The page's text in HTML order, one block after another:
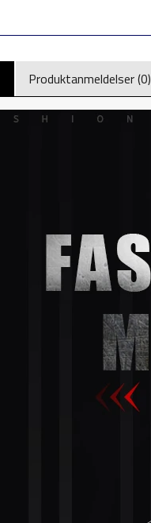
Produktanmeldelser (0)